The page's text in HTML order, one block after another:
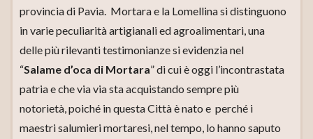
provincia di Pavia. Mortara e la Lomellina si distinguono
in varie peculiarità artigianali ed agroalimentari, una
delle più rilevanti testimonianze si evidenzia nel
“Salame d’oca di Mortara” di cui è oggi l’incontrastata
patria e che via via sta acquistando sempre più
notorietà, poiché in questa Città è nato e perché i
maestri salumieri mortaresi, nel tempo, lo hanno saputo